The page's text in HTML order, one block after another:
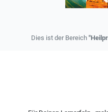
Dies ist der Bereich